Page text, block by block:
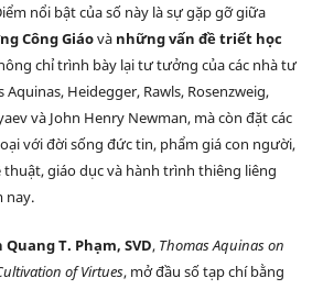
nổi bật của số này là sự gặp gỡ giữa
Công Giáovà những vấn đề triết học
chỉ trình bày lại tư tưởng của các nhà tư
Heidegger, Rawls, Rosenzweig,
và John Henry Newman, mà còn đặt các
với đời sống đức tin, phẩm giá con người,
giáo dục và hành trình thiêng liêng
nay.
T. Phạm, SVD, Thomas Aquinas on
of Virtues, mở đầu số tạp chí bằng